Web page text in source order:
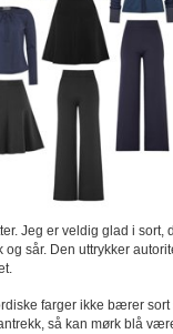
Jeg er veldig glad i sort,
sår. Den uttrykker
farger ikke bærer sort
så kan mørk blå